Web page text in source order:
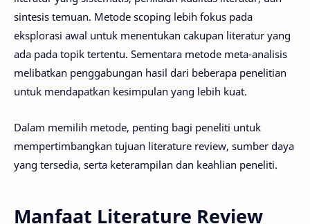
sintesis temuan. Metode scoping lebih fokus pada
eksplorasi awal untuk menentukan cakupan literatur yang
ada pada topik tertentu. Sementara metode meta-analisis
melibatkan penggabungan hasil dari beberapa penelitian
untuk mendapatkan kesimpulan yang lebih kuat.
Dalam memilih metode, penting bagi peneliti untuk
mempertimbangkan tujuan literature review, sumber daya
yang tersedia, serta keterampilan dan keahlian peneliti.
Manfaat Literature Review